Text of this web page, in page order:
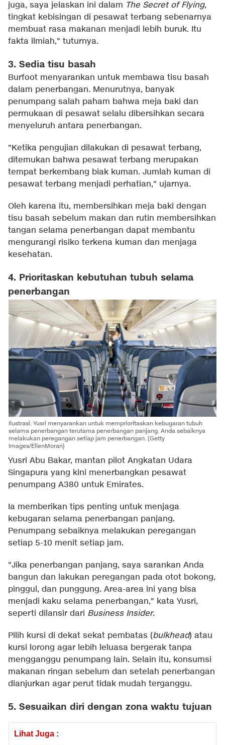
juga, saya jelaskan ini dalam The Secret of Flying,
tingkat kebisingan di pesawat terbang sebenarnya
membuat rasa makanan menjadi lebih buruk. Itu
fakta ilmiah," tuturnya.
3. Sedia tisu basah
Burfoot menyarankan untuk membawa tisu basah
dalam penerbangan. Menurutnya, banyak
penumpang salah paham bahwa meja baki dan
permukaan di pesawat selalu dibersihkan secara
menyeluruh antara penerbangan.
"Ketika pengujian dilakukan di pesawat terbang,
ditemukan bahwa pesawat terbang merupakan
tempat berkembang biak kuman. Jumlah kuman di
pesawat terbang menjadi perhatian," ujarnya.
Oleh karena itu, membersihkan meja baki dengan
tisu basah sebelum makan dan rutin membersihkan
tangan selama penerbangan dapat membantu
mengurangi risiko terkena kuman dan menjaga
kesehatan.
4. Prioritaskan kebutuhan tubuh selama
penerbangan
Ilustrasi. Yusri menyarankan untuk memprioritaskan kebugaran tubuh
selama penerbangan terutama penerbangan panjang. Anda sebaiknya
melakukan peregangan setiap jam penerbangan. (Getty
Images/EllenMoran)
Yusri Abu Bakar, mantan pilot Angkatan Udara
Singapura yang kini menerbangkan pesawat
penumpang A380 untuk Emirates.
Ia memberikan tips penting untuk menjaga
kebugaran selama penerbangan panjang.
Penumpang sebaiknya melakukan peregangan
setiap 5-10 menit setiap jam.
"Jika penerbangan panjang, saya sarankan Anda
bangun dan lakukan peregangan pada otot bokong,
pinggul, dan punggung. Area-area ini yang bisa
menjadi kaku selama penerbangan," kata Yusri,
seperti dilansir dari Business Insider.
Pilih kursi di dekat sekat pembatas (bulkhead) atau
kursi lorong agar lebih leluasa bergerak tanpa
mengganggu penumpang lain. Selain itu, konsumsi
makanan ringan sebelum dan setelah penerbangan
dianjurkan agar perut tidak mudah terganggu.
5. Sesuaikan diri dengan zona waktu tujuan
Lihat Juga :